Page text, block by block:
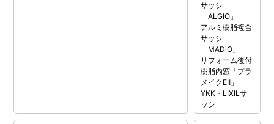
サッシ
「ALGIO」
アルミ樹脂複合
サッシ
「MADiO」
リフォーム後付
樹脂内窓「プラ
メイクEⅡ」
YKK・LIXILサ
ッシ